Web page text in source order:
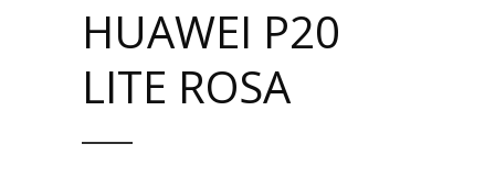
HUAWEI P20
LITE ROSA